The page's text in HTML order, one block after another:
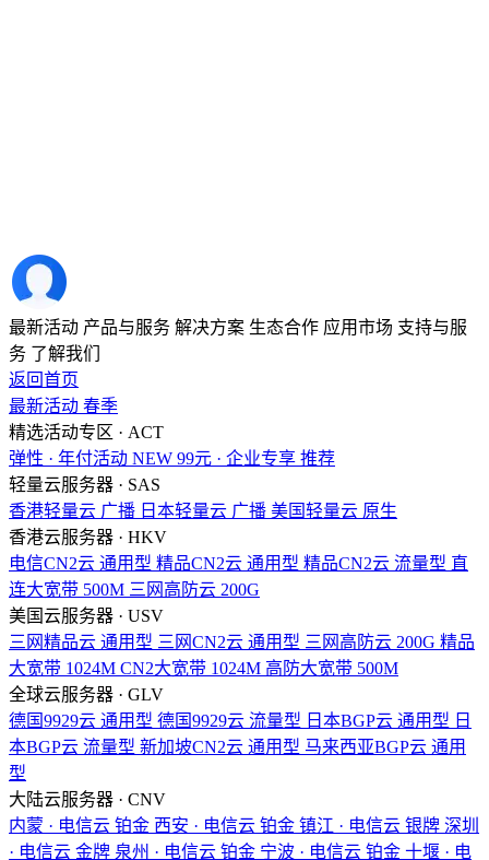
最新活动 产品与服务 解决方案 生态合作 应用市场 支持与服
务 了解我们
返回首页
最新活动 春季
精选活动专区 · ACT
弹性 · 年付活动 NEW 99元 · 企业专享 推荐
轻量云服务器 · SAS
香港轻量云 广播 日本轻量云 广播 美国轻量云 原生
香港云服务器 · HKV
电信CN2云 通用型 精品CN2云 通用型 精品CN2云 流量型 直
连大宽带 500M 三网高防云 200G
美国云服务器 · USV
三网精品云 通用型 三网CN2云 通用型 三网高防云 200G 精品
大宽带 1024M CN2大宽带 1024M 高防大宽带 500M
全球云服务器 · GLV
德国9929云 通用型 德国9929云 流量型 日本BGP云 通用型 日
本BGP云 流量型 新加坡CN2云 通用型 马来西亚BGP云 通用
型
大陆云服务器 · CNV
内蒙 · 电信云 铂金 西安 · 电信云 铂金 镇江 · 电信云 银牌 深圳
· 电信云 金牌 泉州 · 电信云 铂金 宁波 · 电信云 铂金 十堰 · 电